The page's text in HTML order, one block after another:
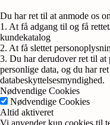
Du har ret til at anmode os
1. At få adgang til og få
kundekatalog
2. At få slettet
3. Du har derudover ret til at
personlige data, og du har
databeskyttelsesmyndighed.
Nødvendige Cookies
Nødvendige Cookies
Altid aktiveret
Vi anvender kun cookies til